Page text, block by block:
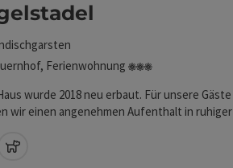
Ferienwohnung
3 Blumen
wurde 2018 neu erbaut. Für unsere Gäste
wir einen angenehmen Aufenthalt in ruhiger
in den nahe gelegenen Ort
(kostenlos)